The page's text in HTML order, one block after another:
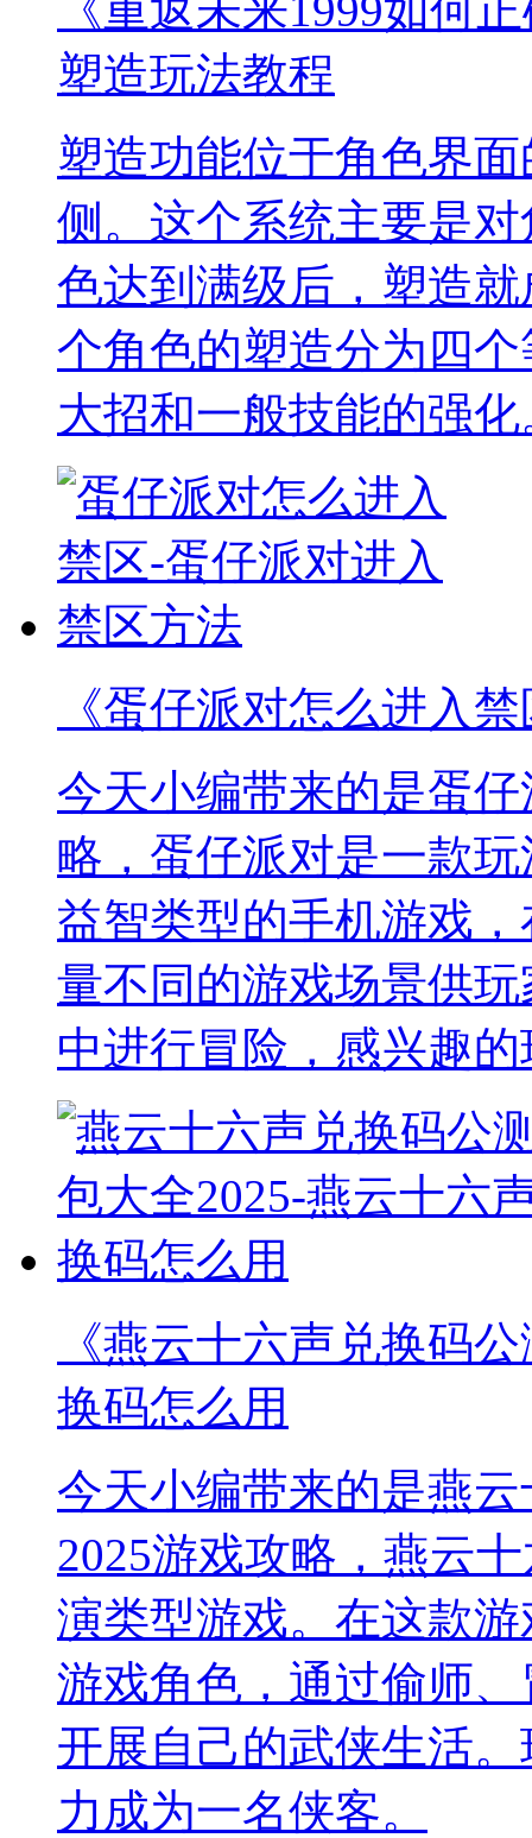
塑造玩法教程
塑造功能位于角色界
侧。这个系统主要是
色达到满级后，塑造
个角色的塑造分为四
大招和一般技能的强化
《蛋仔派对怎么进入
今天小编带来的是蛋
略，蛋仔派对是一款
益智类型的手机游戏
量不同的游戏场景供
中进行冒险，感兴趣
《燕云十六声兑换码
换码怎么用
今天小编带来的是燕
2025游戏攻略，燕云
演类型游戏。在这款
游戏角色，通过偷师
开展自己的武侠生活
力成为一名侠客。